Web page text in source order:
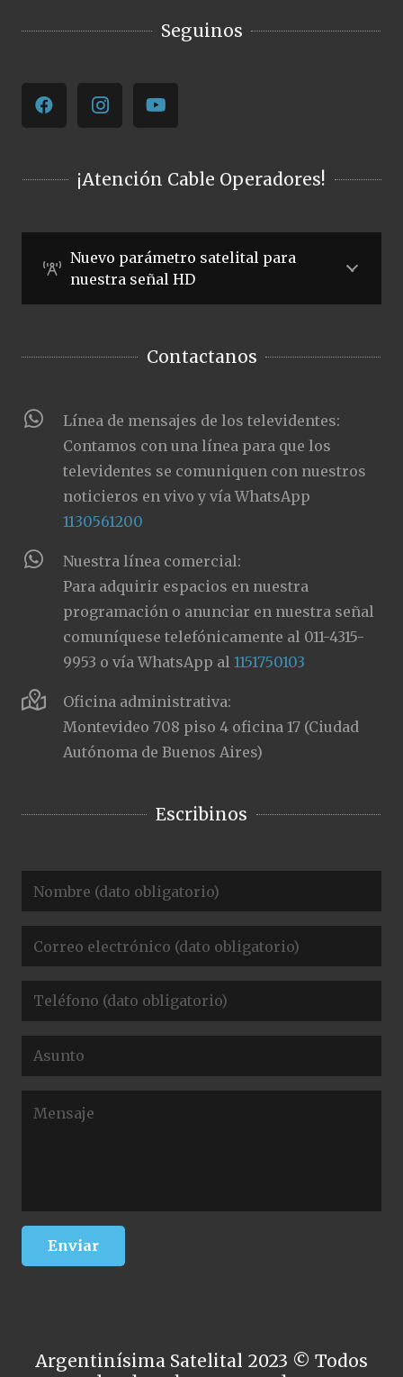
Seguinos
¡Atención Cable Operadores!
Nuevo parámetro satelital para
nuestra señal HD
Contactanos
Línea de mensajes de los televidentes:
Contamos con una línea para que los
televidentes se comuniquen con nuestros
noticieros en vivo y vía WhatsApp
1130561200
Nuestra línea comercial:
Para adquirir espacios en nuestra
programación o anunciar en nuestra señal
comuníquese telefónicamente al 011-4315-
9953 o vía WhatsApp al1151750103
Oficina administrativa:
Montevideo 708 piso 4 oficina 17 (Ciudad
Autónoma de Buenos Aires)
Escribinos
Argentinísima Satelital 2023 © Todos